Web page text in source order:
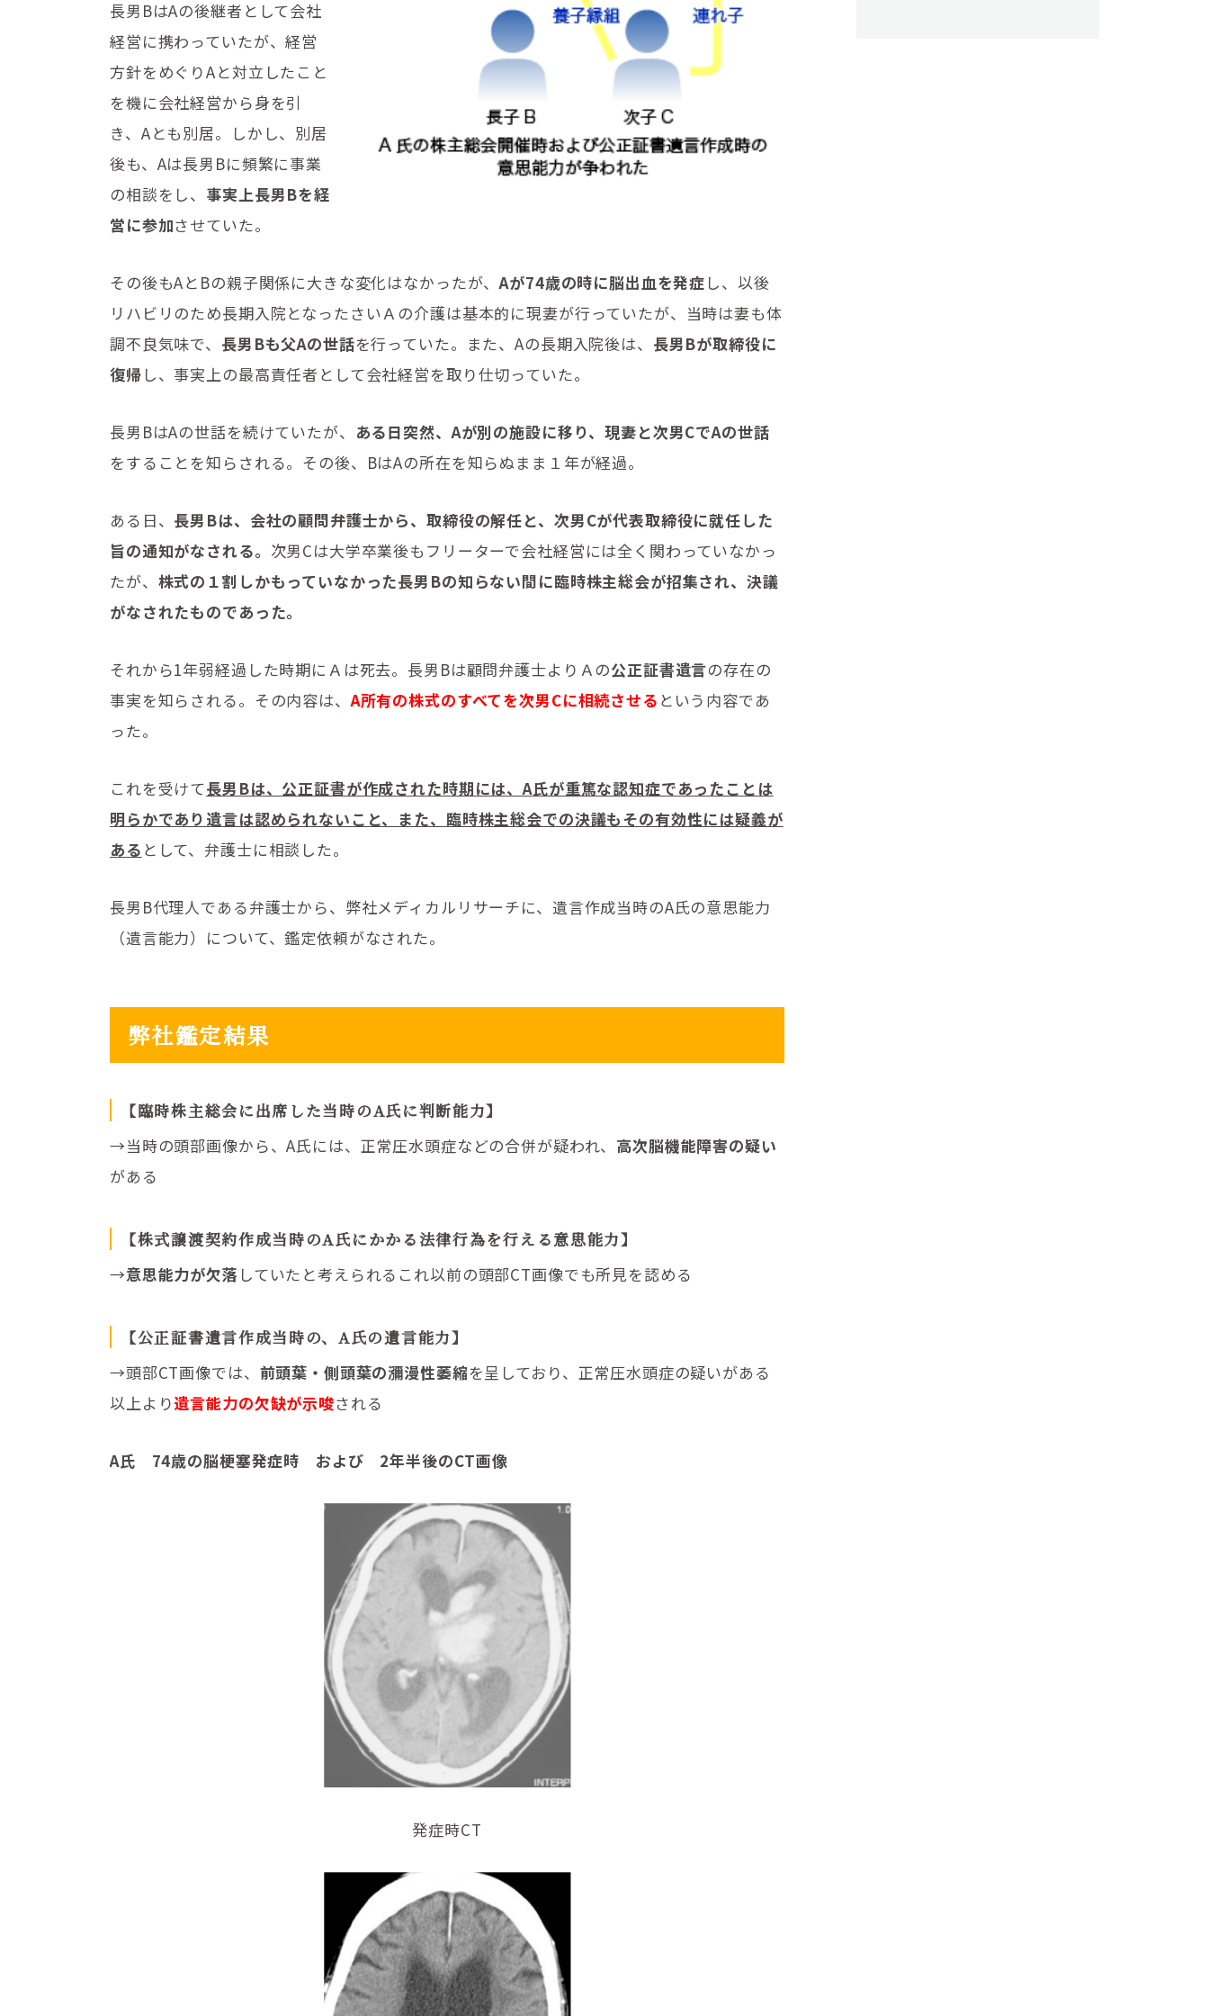
長男BはAの後継者として会社
経営に携わっていたが、経営
方針をめぐりAと対立したこと
を機に会社経営から身を引
き、Aとも別居。しかし、別居
後も、Aは長男Bに頻繁に事業
の相談をし、 事実上長男Bを経
営に参加させていた。
その後もAとBの親子関係に大きな変化はなかったが、Aが74歳の時に脳出血を発症 し、以後
リハビリのため長期入院となったさいＡの介護は基本的に現妻が行っていたが、当時は妻も体
調不良気味で、 長男Bも父Aの世話を行っていた。また、Aの長期入院後は、 長男Bが取締役に
復帰 し、事実上の最高責任者として会社経営を取り仕切っていた。
長男BはAの世話を続けていたが、 ある日突然、Aが別の施設に移り、現妻と次男CでAの世話
をすることを知らされる。その後、BはAの所在を知らぬまま１年が経過。
ある日、 長男Bは、会社の顧問弁護士から、取締役の解任と、次男Cが代表取締役に就任した
旨の通知がなされる。 次男Cは大学卒業後もフリーターで会社経営には全く関わっていなかっ
たが、 株式の１割しかもっていなかった長男Bの知らない間に臨時株主総会が招集され、決議
がなされたものであった。
それから1年弱経過した時期にＡは死去。長男Bは顧問弁護士よりＡの公正証書遺言の存在の
事実を知らされる。その内容は、A所有の株式のすべてを次男Cに相続させる という内容であ
った。
これを受けて長男Bは、公正証書が作成された時期には、A氏が重篤な認知症であったことは
明らかであり遺言は認められないこと、また、臨時株主総会での決議もその有効性には疑義が
ある として、弁護士に相談した。
長男B代理人である弁護士から、弊社メディカルリサーチに、遺言作成当時のA氏の意思能力
（遺言能力）について、鑑定依頼がなされた。
弊社鑑定結果
【臨時株主総会に出席した当時のA氏に判断能力】
→当時の頭部画像から、A氏には、正常圧水頭症などの合併が疑われ、 高次脳機能障害の疑い
がある
【株式譲渡契約作成当時のA氏にかかる法律行為を行える意思能力】
→意思能力が欠落 していたと考えられるこれ以前の頭部CT画像でも所見を認める
【公正証書遺言作成当時の、A氏の遺言能力】
→頭部CT画像では、 前頭葉・側頭葉の瀰漫性萎縮を呈しており、正常圧水頭症の疑いがある
以上より遺言能力の欠缺が示唆される
A氏 74歳の脳梗塞発症時 および 2年半後のCT画像
発症時CT